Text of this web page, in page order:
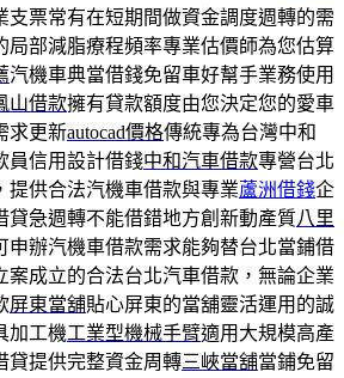
支票常有在短期間做資金調度週轉的需
局部減脂療程頻率專業估價師為您估算
汽機車典當借錢免留車好幫手業務使用
山借款擁有貸款額度由您決定您的愛車
求更新autocad價格傳統專為台灣中和
員信用設計借錢中和汽車借款專營台北
提供合法汽機車借款與專業蘆洲借錢企
貸急週轉不能借錯地方創新動產質八里
申辦汽機車借款需求能夠替台北當鋪借
案成立的合法台北汽車借款，無論企業
屏東當舖貼心屏東的當舖靈活運用的誠
加工機工業型機械手臂適用大規模高產
貸提供完整資金周轉三峽當舖當鋪免留